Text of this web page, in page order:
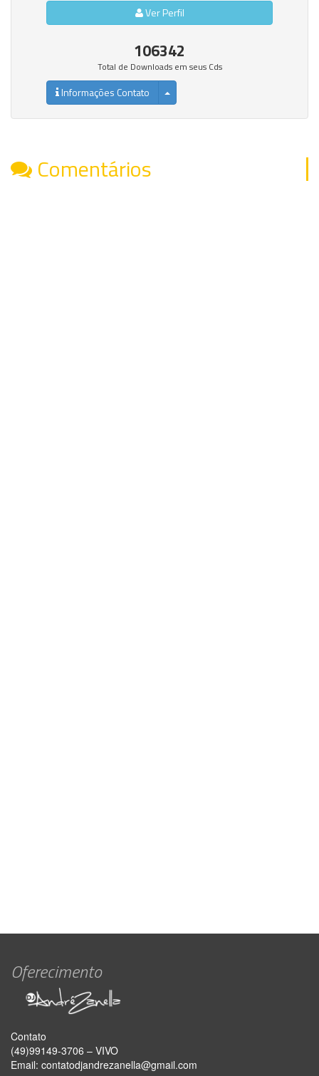
Ver Perfil
106342
Total de Downloads em seus Cds
Informações Contato
Comentários
Oferecimento
Contato
(49)99149-3706 – VIVO
Email: contatodjandrezanella@gmail.com